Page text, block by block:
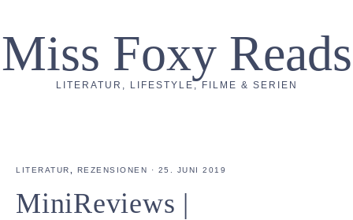
Miss Foxy Reads
LITERATUR, LIFESTYLE, FILME & SERIEN
LITERATUR REZENSIONEN · 25. JUNI 2019
MiniReviews |